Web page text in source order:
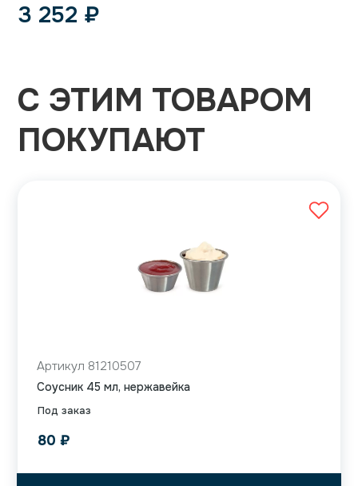
3 252 ₽
С ЭТИМ ТОВАРОМ
ПОКУПАЮТ
Под заказ
Артикул 81210507
Соусник 45 мл, нержавейка
80 ₽